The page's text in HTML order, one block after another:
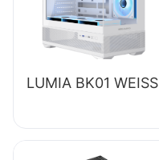
LUMIA BK01 WEISS